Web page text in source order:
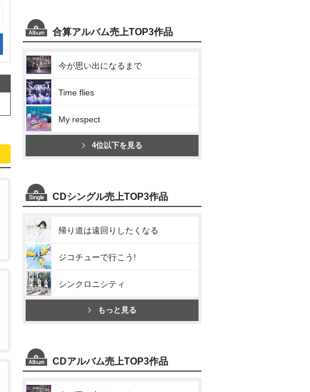
合算アルバム売上TOP3作品
今が思い出になるまで
Time flies
My respect
4位以下を見る
CDシングル売上TOP3作品
帰り道は遠回りしたくなる
ジコチューで行こう!
シンクロニシティ
もっと見る
CDアルバム売上TOP3作品